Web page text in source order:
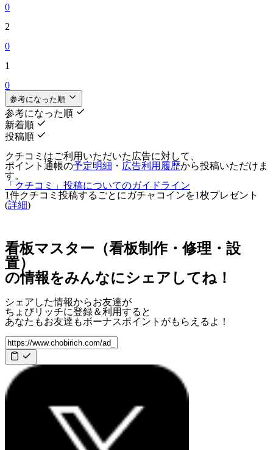
0
2
0
1
0
参考になった順
参考になった順
新着順
投稿順
クチコミはご利用いただいた広告に対して、
ポイント通帳の予定明細 ・ 広告利用履歴から投稿いただけま
す。
「クチコミ」投稿についてのガイドライン
1件クチコミ投稿するごとに ガチャコインを1枚プレゼント
(詳細)
看板マスター（看板制作・修理・設
置）
の情報をみんなにシェアしてね！
シェアした情報からお友達が
ちょびリッチに登録＆利用すると
あなたもお友達もボーナスポイント がもらえるよ！